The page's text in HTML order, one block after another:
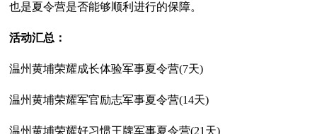
也是夏令营是否能够顺利进行的保障。
活动汇总：
温州黄埔荣耀成长体验军事夏令营(7天)
温州黄埔荣耀军官励志军事夏令营(14天)
温州黄埔荣耀好习惯王牌军事夏令营(21天)